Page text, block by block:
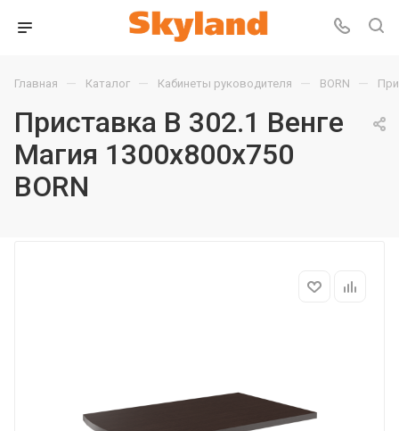
Главная — Каталог — Кабинеты руководителя — BORN —
Приставка B 302.1 Венге
Магия 1300х800х750
BORN